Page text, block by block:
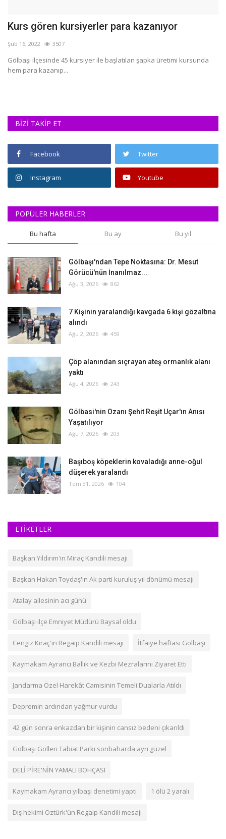
Kurs gören kursiyerler para kazanıyor
Şub 16, 2022 3507
Gölbaşı ilçesinde 45 kursiyer ile başlatılan şapka üretimi kursunda
hem para kazanıp...
BİZİ TAKİP ET
Facebook Twitter
Instagram Youtube
POPÜLER HABERLER
Bu hafta Bu ay Bu yıl
Gölbaşı'ndan Tepe Noktasına: Dr. Mesut
Görücü'nün İnanılmaz...
Ağu 3, 2026 862
‎7 Kişinin yaralandığı kavgada 6 kişi gözaltına
alındı
Ağu 2, 2026 459
Çöp alanından sıçrayan ateş ormanlık alanı
yaktı
Ağu 4, 2026 243
Gölbasi'nin Ozanı Şehit Reşit Uçar'ın Anısı
Yaşatılıyor
Ağu 7, 2026 203
Başıboş köpeklerin kovaladığı anne-oğul
düşerek yaralandı
Tem 31, 2026 104
ETİKETLER
Başkan Yıldırım'ın Miraç Kandili mesajı
Başkan Hakan Toydaş'ın Ak parti kuruluş yıl dönümü mesajı
Atalay ailesinin acı günü
Gölbaşı ilçe Emniyet Müdürü Baysal oldu
Cengiz Kıraç'ın Regaip Kandili mesajı İtfaiye haftası Gölbaşı
Kaymakam Ayrancı Ballık ve Kezbi Mezralarını Ziyaret Etti
Jandarma Özel Harekât Camisinin Temeli Dualarla Atıldı
Depremin ardından yağmur vurdu
42 gün sonra enkazdan bir kişinin cansız bedeni çıkarıldı
Gölbaşı Gölleri Tabiat Parkı sonbaharda ayrı güzel
DELİ PİRE'NİN YAMALI BOHÇASI
Kaymakam Ayrancı yılbaşı denetimi yaptı 1 ölü 2 yaralı
Diş hekimi Öztürk'ün Regaip Kandili mesajı